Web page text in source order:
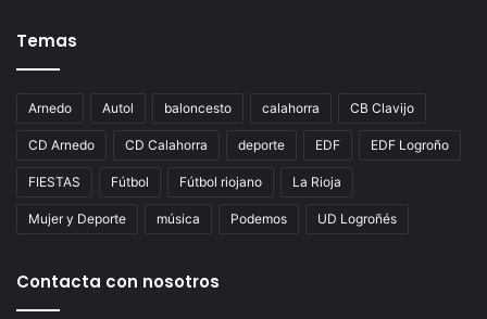
Temas
Arnedo Autol baloncesto calahorra CB Clavijo
CD Arnedo CD Calahorra deporte EDF EDF Logroño
FIESTAS Fútbol Fútbol riojano La Rioja
Mujer y Deporte música Podemos UD Logroñés
Contacta con nosotros